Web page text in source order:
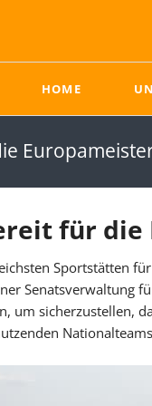
HOME
Rasen
Pflege
für
Sportstätten
Senatsverwaltung
um sicherzustellen,